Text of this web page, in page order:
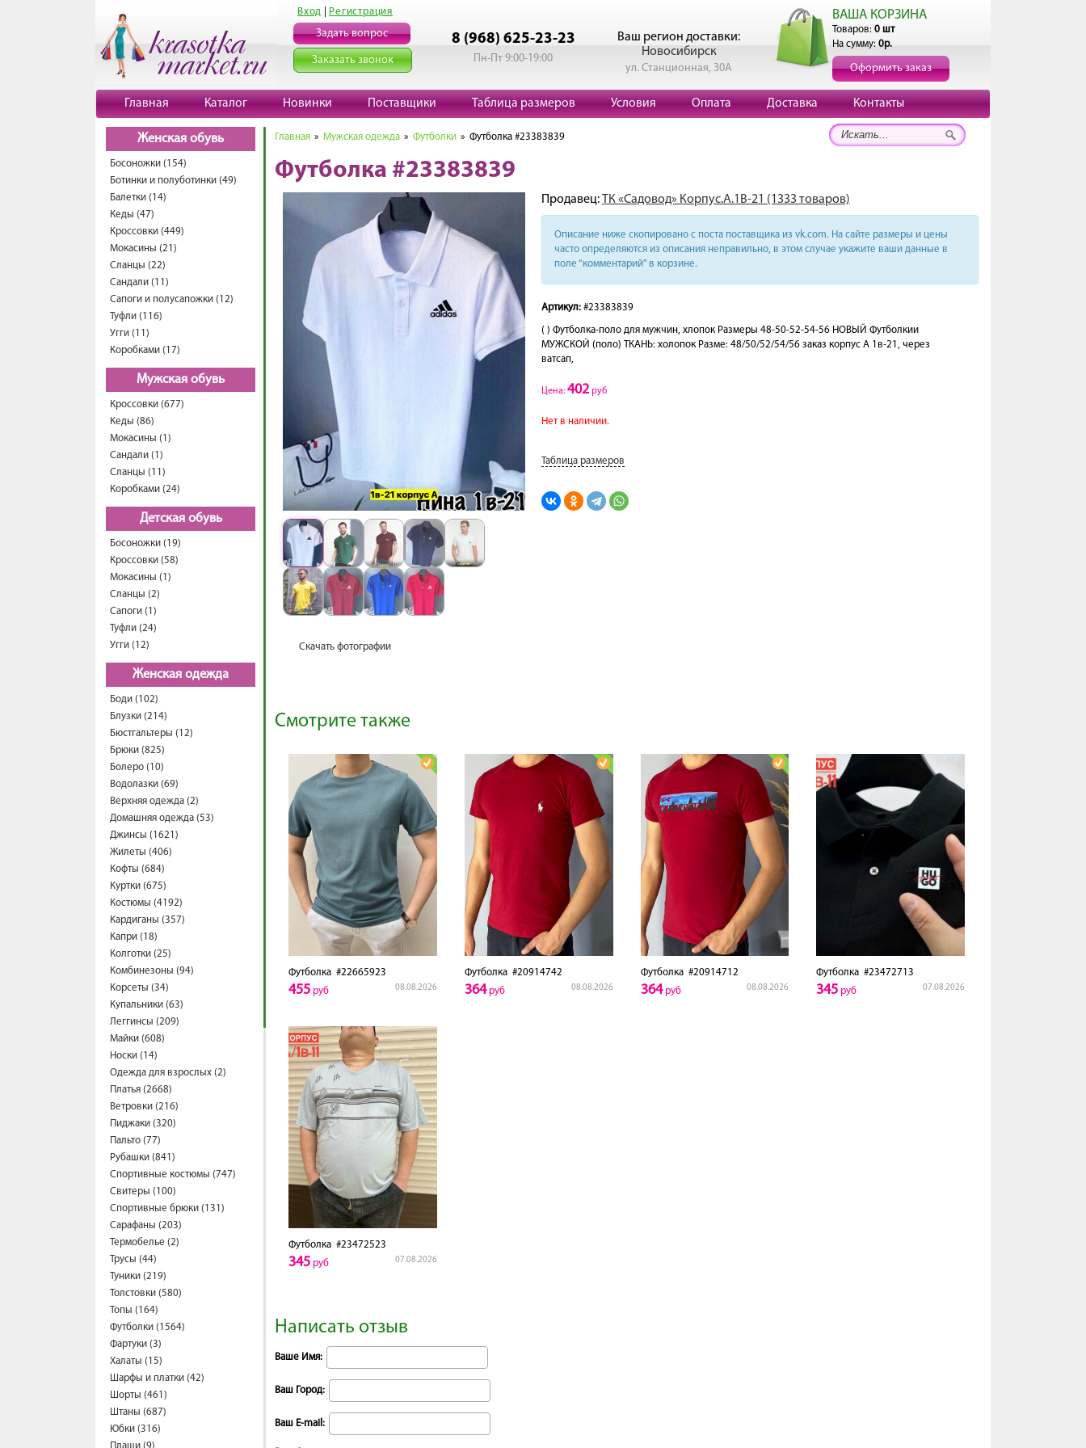
Вход Регистрация
Задать вопрос
Заказать звонок
8 (968) 625-23-23
Пн-Пт 9:00-19:00
Ваш регион доставки:
Новосибирск
ул. Станционная, 30А
ВАША КОРЗИНА
Товаров: 0 шт
На сумму: 0р.
Оформить заказ
Главная Каталог Новинки Поставщики Таблица размеров Условия Оплата Доставка Контакты
Женская обувь
Босоножки (154)
Ботинки и полуботинки (49)
Балетки (14)
Кеды (47)
Кроссовки (449)
Мокасины (21)
Сланцы (22)
Сандали (11)
Сапоги и полусапожки (12)
Туфли (116)
Угги (11)
Коробками (17)
Мужская обувь
Кроссовки (677)
Кеды (86)
Мокасины (1)
Сандали (1)
Сланцы (11)
Коробками (24)
Детская обувь
Босоножки (19)
Кроссовки (58)
Мокасины (1)
Сланцы (2)
Сапоги (1)
Туфли (24)
Угги (12)
Женская одежда
Боди (102)
Блузки (214)
Бюстгальтеры (12)
Брюки (825)
Болеро (10)
Водолазки (69)
Верхняя одежда (2)
Домашняя одежда (53)
Джинсы (1621)
Жилеты (406)
Кофты (684)
Куртки (675)
Костюмы (4192)
Кардиганы (357)
Капри (18)
Колготки (25)
Комбинезоны (94)
Корсеты (34)
Купальники (63)
Леггинсы (209)
Майки (608)
Носки (14)
Одежда для взрослых (2)
Платья (2668)
Ветровки (216)
Пиджаки (320)
Пальто (77)
Рубашки (841)
Спортивные костюмы (747)
Свитеры (100)
Спортивные брюки (131)
Сарафаны (203)
Термобелье (2)
Трусы (44)
Туники (219)
Толстовки (580)
Топы (164)
Футболки (1564)
Фартуки (3)
Халаты (15)
Шарфы и платки (42)
Шорты (461)
Штаны (687)
Юбки (316)
Главная » Мужская одежда » Футболки » Футболка #23383839
Футболка #23383839
Скачать фотографии
Продавец:ТК «Садовод» Корпус.А.1В-21 (1333 товаров)
Описание ниже скопировано с поста поставщика из vk.com. На сайте размеры и цены
часто определяются из описания неправильно, в этом случае укажите ваши данные в
поле “комментарий” в корзине.
Артикул: #23383839
( ) Футболка-поло для мужчин, хлопок Размеры 48-50-52-54-56 НОВЫЙ Футболкии
МУЖСКОЙ (поло) ТКАНЬ: холопок Разме: 48/50/52/54/56 заказ корпус А 1в-21, через
ватсап,
Цена: 402 руб
Нет в наличии.
Таблица размеров
Смотрите также
Футболка #22665923
08.08.2026
455 руб
Футболка#20914742
08.08.2026
364руб
Футболка#20914712
08.08.2026
364руб
Футболка #23472713
07.08.2026
345 руб
Футболка #23472523
07.08.2026
345 руб
Написать отзыв
Ваше Имя:
Ваш Город:
Ваш E-mail: